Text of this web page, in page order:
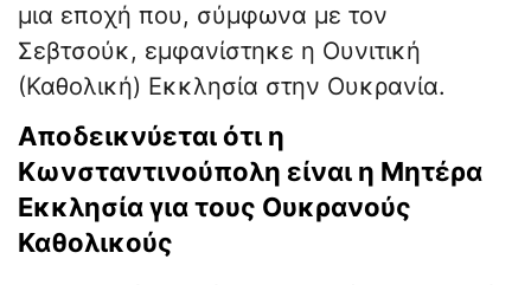
μια εποχή που, σύμφωνα με τον
Σεβτσούκ, εμφανίστηκε η Ουνιτική
(Καθολική) Εκκλησία στην Ουκρανία.
Αποδεικνύεται ότι η
Κωνσταντινούπολη είναι η Μητέρα
Εκκλησία για τους Ουκρανούς
Καθολικούς